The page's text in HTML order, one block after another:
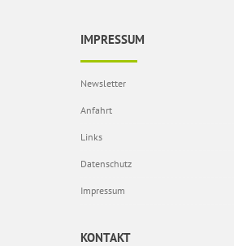
IMPRESSUM
Newsletter
Anfahrt
Links
Datenschutz
Impressum
KONTAKT